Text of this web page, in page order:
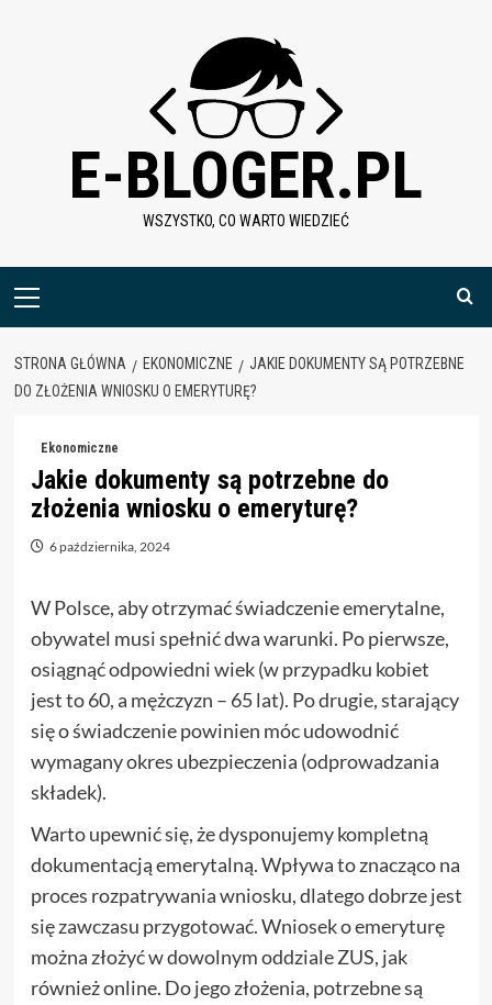
E-BLOGER.PL
WSZYSTKO, CO WARTO WIEDZIEĆ
Menu
STRONA GŁÓWNA EKONOMICZNE
JAKIE DOKUMENTY SĄ POTRZEBNE
DO ZŁOŻENIA WNIOSKU O EMERYTURĘ?
Ekonomiczne
Jakie dokumenty są potrzebne do
złożenia wniosku o emeryturę?
6 października, 2024
W Polsce, aby otrzymać świadczenie emerytalne,
obywatel musi spełnić dwa warunki. Po pierwsze,
osiągnąć odpowiedni wiek (w przypadku kobiet
jest to 60, a mężczyzn – 65 lat). Po drugie, starający
się o świadczenie powinien móc udowodnić
wymagany okres ubezpieczenia (odprowadzania
składek).
Warto upewnić się, że dysponujemy kompletną
dokumentacją emerytalną. Wpływa to znacząco na
proces rozpatrywania wniosku, dlatego dobrze jest
się zawczasu przygotować. Wniosek o emeryturę
można złożyć w dowolnym oddziale ZUS, jak
również online. Do jego złożenia, potrzebne są